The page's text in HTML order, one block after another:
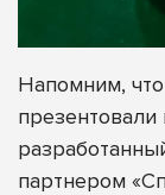
Напомним,
партнером